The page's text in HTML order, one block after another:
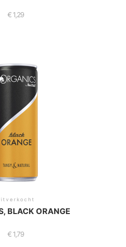
€ 1,29
BLACK ORANGE
€ 1,79